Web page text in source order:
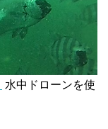
水中ドローンを使